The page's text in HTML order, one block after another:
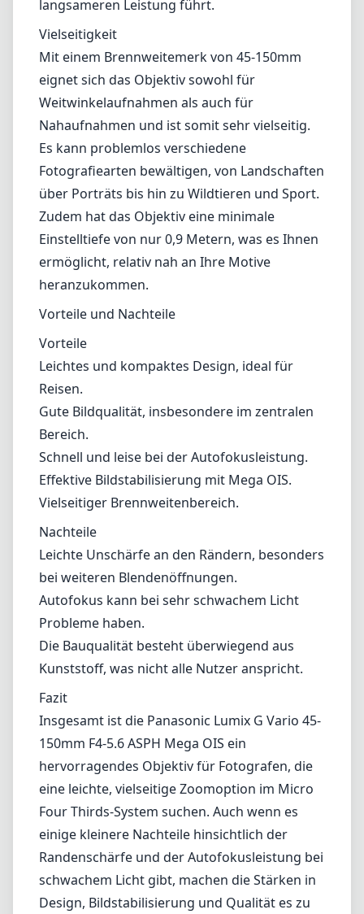
Zudem hat das Objektiv eine minimale
Einstelltiefe von nur 0,9 Metern, was es Ihnen
ermöglicht, relativ nah an Ihre Motive
heranzukommen.
Vorteile und Nachteile
Vorteile
Leichtes und kompaktes Design, ideal für
Reisen.
Gute Bildqualität, insbesondere im zentralen
Bereich.
Schnell und leise bei der Autofokusleistung.
Effektive Bildstabilisierung mit Mega OIS.
Vielseitiger Brennweitenbereich.
Nachteile
Leichte Unschärfe an den Rändern, besonders
bei weiteren Blendenöffnungen.
Autofokus kann bei sehr schwachem Licht
Probleme haben.
Die Bauqualität besteht überwiegend aus
Kunststoff, was nicht alle Nutzer anspricht.
Fazit
Insgesamt ist die Panasonic Lumix G Vario 45-
150mm F4-5.6 ASPH Mega OIS ein
hervorragendes Objektiv für Fotografen, die
eine leichte, vielseitige Zoomoption im Micro
Four Thirds-System suchen. Auch wenn es
einige kleinere Nachteile hinsichtlich der
Randenschärfe und der Autofokusleistung bei
schwachem Licht gibt, machen die Stärken in
Design, Bildstabilisierung und Qualität es zu
einer lohnenswerten Ergänzung für das
Equipment eines jeden Fotografen. Egal, ob
Sie beiläufige Schnappschüsse, Wildtiere oder
Ihr nächstes Reiseabenteuer festhalten
möchten, dieses Objektiv wird Ihnen in einer
Vielzahl von Situationen gute Dienste leisten.
Technische Spezifikationen